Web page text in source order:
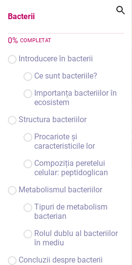
Bacterii
0% COMPLETAT
Introducere în bacterii
Ce sunt bacteriile?
Importanța bacteriilor în
ecosistem
Structura bacteriilor
Procariote și
caracteristicile lor
Compoziția peretelui
celular: peptidoglican
Metabolismul bacteriilor
Tipuri de metabolism
bacterian
Rolul dublu al bacteriilor
în mediu
Concluzii despre bacterii
Bacterii
Bacterii
Microorganisme stilizate –